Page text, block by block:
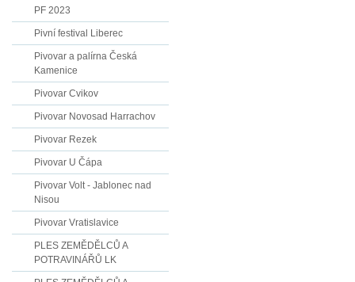
PF 2023
Pivní festival Liberec
Pivovar a palírna Česká
Kamenice
Pivovar Cvikov
Pivovar Novosad Harrachov
Pivovar Rezek
Pivovar U Čápa
Pivovar Volt - Jablonec nad
Nisou
Pivovar Vratislavice
PLES ZEMĚDĚLCŮ A
POTRAVINÁŘŮ LK